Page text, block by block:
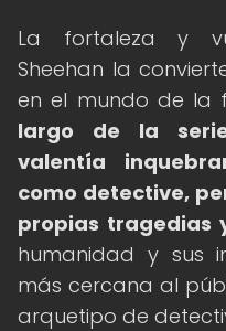
La fortaleza y
Sheehan la
en el mundo de la
largo de la
valentía
como detective,
propias tragedias
humanidad y sus
más cercana al
arquetipo de